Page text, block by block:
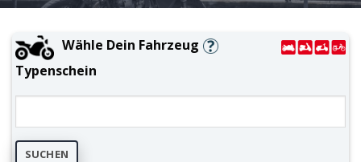
Wähle Dein Fahrzeug
Typenschein
SUCHEN